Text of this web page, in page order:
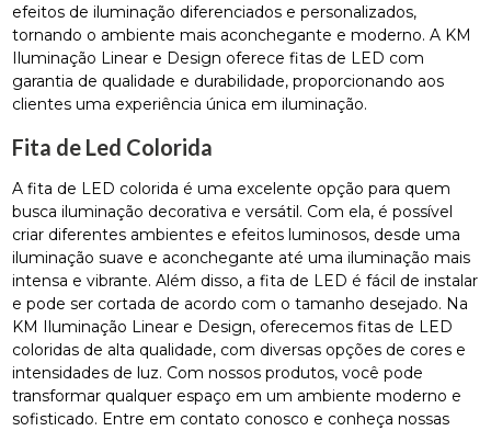
efeitos de iluminação diferenciados e personalizados,
tornando o ambiente mais aconchegante e moderno. A KM
Iluminação Linear e Design oferece fitas de LED com
garantia de qualidade e durabilidade, proporcionando aos
clientes uma experiência única em iluminação.
Fita de Led Colorida
A fita de LED colorida é uma excelente opção para quem
busca iluminação decorativa e versátil. Com ela, é possível
criar diferentes ambientes e efeitos luminosos, desde uma
iluminação suave e aconchegante até uma iluminação mais
intensa e vibrante. Além disso, a fita de LED é fácil de instalar
e pode ser cortada de acordo com o tamanho desejado. Na
KM Iluminação Linear e Design, oferecemos fitas de LED
coloridas de alta qualidade, com diversas opções de cores e
intensidades de luz. Com nossos produtos, você pode
transformar qualquer espaço em um ambiente moderno e
sofisticado. Entre em contato conosco e conheça nossas